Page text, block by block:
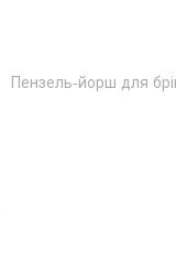
Пензель-йорш для